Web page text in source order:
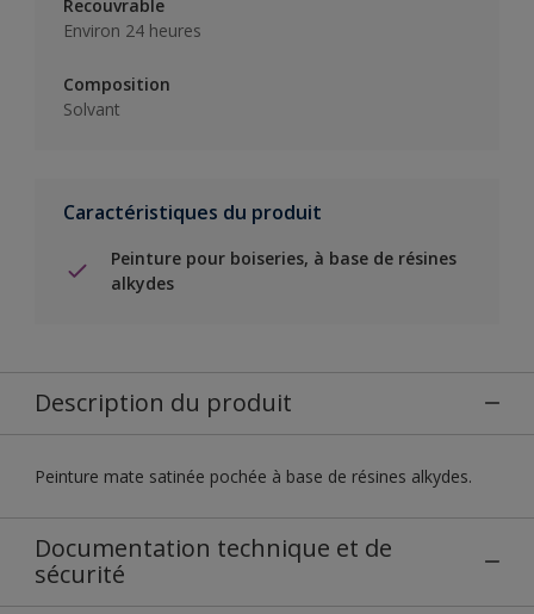
Recouvrable
Environ 24 heures
Composition
Solvant
Caractéristiques du produit
Peinture pour boiseries, à base de résines
alkydes
Description du produit
Peinture mate satinée pochée à base de résines alkydes.
Documentation technique et de
sécurité